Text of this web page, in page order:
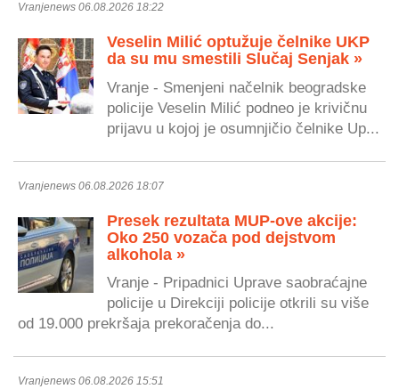
Vranjenews 06.08.2026 18:22
Veselin Milić optužuje čelnike UKP
da su mu smestili Slučaj Senjak »
Vranje - Smenjeni načelnik beogradske
policije Veselin Milić podneo je krivičnu
prijavu u kojoj je osumnjičio čelnike Up...
Vranjenews 06.08.2026 18:07
Presek rezultata MUP-ove akcije:
Oko 250 vozača pod dejstvom
alkohola »
Vranje - Pripadnici Uprave saobraćajne
policije u Direkciji policije otkrili su više
od 19.000 prekršaja prekoračenja do...
Vranjenews 06.08.2026 15:51